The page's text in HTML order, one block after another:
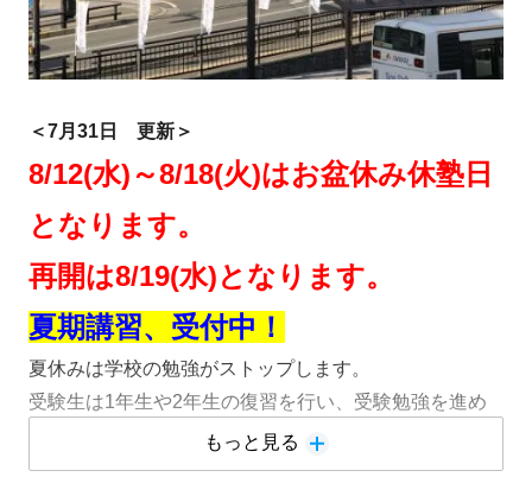
＜7月31日 更新＞
8/12(水)～8/18(火)はお盆休み休塾日
となります。
再開は8/19(水)となります。
夏期講習、受付中！
夏休みは学校の勉強がストップします。
受験生は1年生や2年生の復習を行い、受験勉強を進め
非受験生も1学期の復習を行い、習ったことを完璧に！
もっと見る